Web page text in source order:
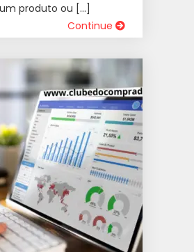
produto ou […]
Continue